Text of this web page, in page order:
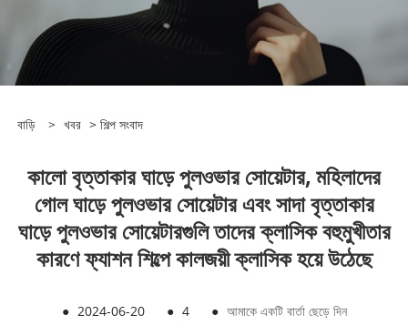
বাড়ি > খবর > শিল্প সংবাদ
কালো বৃত্তাকার ঘাড়ে পুলওভার সোয়েটার, মহিলাদের
গোল ঘাড়ে পুলওভার সোয়েটার এবং সাদা বৃত্তাকার
ঘাড়ে পুলওভার সোয়েটারগুলি তাদের ক্লাসিক বহুমুখীতার
কারণে ফ্যাশন শিল্পে কালজয়ী ক্লাসিক হয়ে উঠেছে
● 2024-06-20 ● 4 ● আমাকে একটি বার্তা ছেড়ে দিন